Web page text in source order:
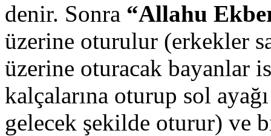
denir. Sonra “Allahu
üzerine oturulur (erkekler
üzerine oturacak bayanlar
kalçalarına oturup sol
gelecek şekilde oturur) ve